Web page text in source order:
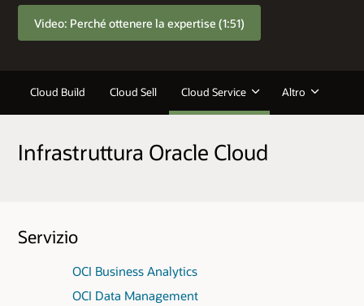
Video: Perché ottenere la expertise (1:51)
Cloud Build Cloud Sell Cloud Service Altro
Infrastruttura Oracle Cloud
Servizio
OCI Business Analytics
OCI Data Management